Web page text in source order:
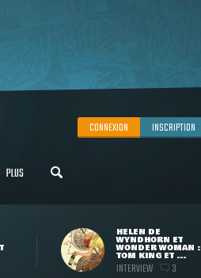
CONNEXION INSCRIPTION
PLUS
HELEN DE
WYNDHORN ET
WONDER WOMAN :
TOM KING ET ...
INTERVIEW 3